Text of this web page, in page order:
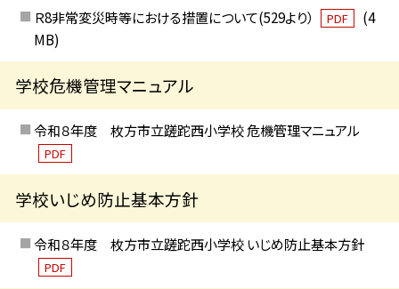
Ｒ8非常変災時等における措置について(529より） PDF
(4
MB)
学校危機管理マニュアル
令和８年度 枚方市立蹉跎西小学校 危機管理マニュアル
PDF
学校いじめ防止基本方針
令和８年度 枚方市立蹉跎西小学校 いじめ防止基本方針
PDF